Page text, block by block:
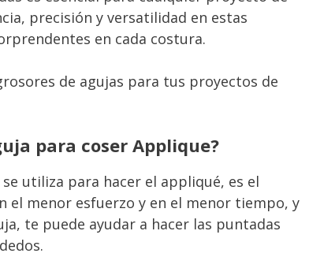
precisión y versatilidad en estas
en cada costura.
de agujas para tus proyectos de
para coser Applique?
utiliza para hacer el appliqué, es el
el menor esfuerzo y en el menor tiempo, y
te puede ayudar a hacer las puntadas